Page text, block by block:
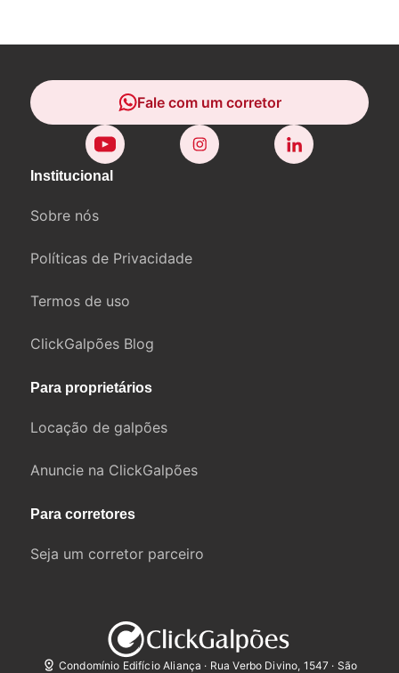
Institucional
Sobre nós
Políticas de Privacidade
Termos de uso
ClickGalpões Blog
Para proprietários
Locação de galpões
Anuncie na ClickGalpões
Para corretores
Seja um corretor parceiro
Fale com um corretor
Condomínio Edifício Aliança · Rua Verbo Divino, 1547 · São